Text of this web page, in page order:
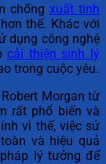
chống xuất tinh
thế. Khác với
dụng công nghệ
cải thiện sinh lý
trong cuộc yêu.
Morgan từ
rất phổ biến và
vì thế, việc sử
và hiệu quả
lý tưởng để